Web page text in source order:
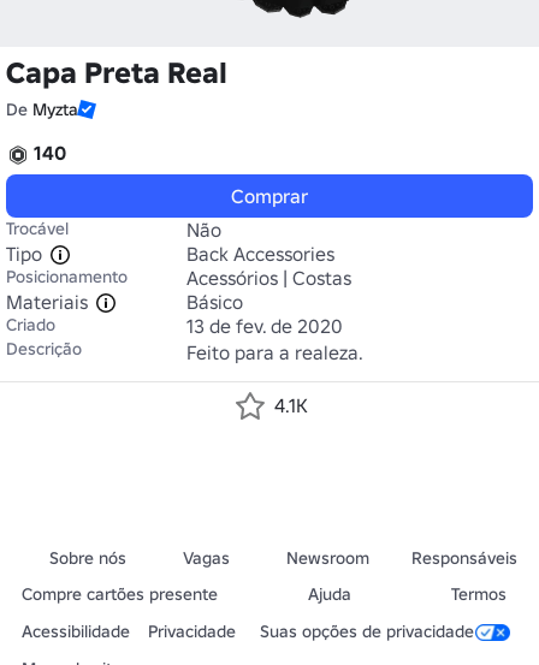
Capa Preta Real
De Myzta
140
Comprar
Trocável
Não
Tipo
Back Accessories
Posicionamento
Acessórios | Costas
Materiais
Básico
Criado 13 de fev. de 2020
Descrição Feito para a realeza.
4.1K
Sobre nós Vagas Newsroom
Responsáveis
Compre cartões presente
Ajuda
Termos
Acessibilidade
Privacidade
Suas opções de privacidade